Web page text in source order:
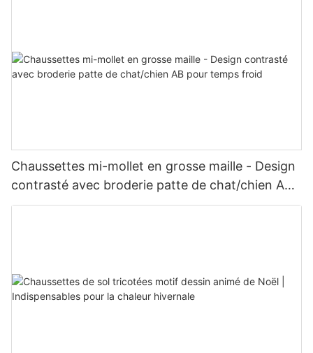
Chaussettes mi-mollet en grosse maille - Design
contrasté avec broderie patte de chat/chien AB
pour temps froid